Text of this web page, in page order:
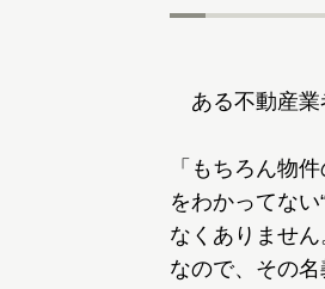
ある不動産業
「もちろん物
をわかってな
なくありませ
なので、その